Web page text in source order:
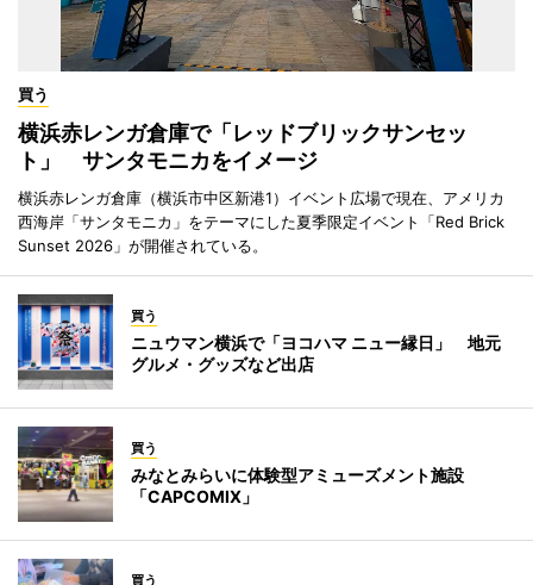
買う
横浜赤レンガ倉庫で「レッドブリックサンセッ
ト」 サンタモニカをイメージ
横浜赤レンガ倉庫（横浜市中区新港1）イベント広場で現在、アメリカ
西海岸「サンタモニカ」をテーマにした夏季限定イベント「Red Brick
Sunset 2026」が開催されている。
買う
ニュウマン横浜で「ヨコハマ ニュー縁日」 地元
グルメ・グッズなど出店
買う
みなとみらいに体験型アミューズメント施設
「CAPCOMIX」
買う